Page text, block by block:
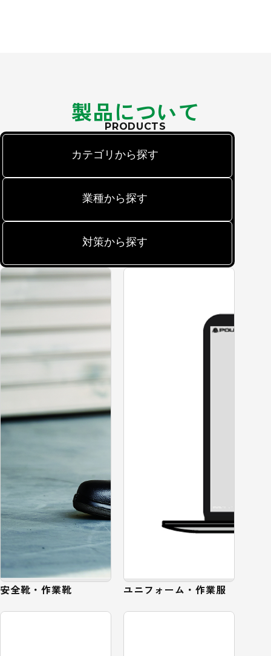
製品について
PRODUCTS
カテゴリから探す
業種から探す
対策から探す
安全靴・作業靴 ユニフォーム・作業服